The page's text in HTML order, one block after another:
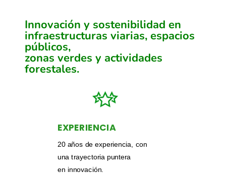
Innovación y sostenibilidad en
infraestructuras viarias, espacios
públicos,
zonas verdes y actividades
forestales.
EXPERIENCIA
20 años de experiencia, con
una trayectoria puntera
en innovación.